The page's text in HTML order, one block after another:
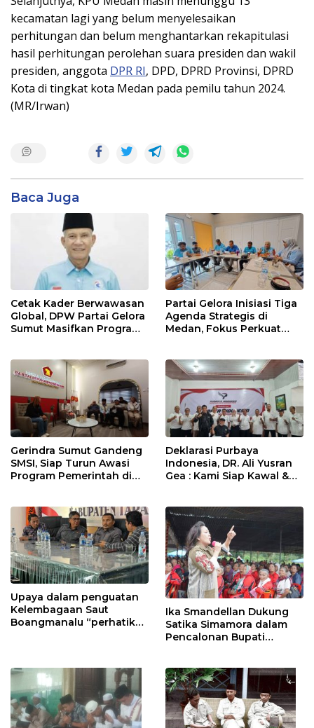
kecamatan lagi yang belum menyelesaikan
perhitungan dan belum menghantarkan rekapitulasi
hasil perhitungan perolehan suara presiden dan wakil
presiden, anggota DPR RI, DPD, DPRD Provinsi, DPRD
Kota di tingkat kota Medan pada pemilu tahun 2024.
(MR/Irwan)
Baca Juga
Cetak Kader Berwawasan
Global, DPW Partai Gelora
Sumut Masifkan Program
Partai Gelora Inisiasi Tiga
Agenda Strategis di
Medan, Fokus Perkuat
Gerindra Sumut Gandeng
SMSI, Siap Turun Awasi
Program Pemerintah di
Deklarasi Purbaya
Indonesia, DR. Ali Yusran
Gea : Kami Siap Kawal &
Purbaya
Upaya dalam penguatan
Kelembagaan Saut
Boangmanalu “perhatikan
Ika Smandellan Dukung
Satika Simamora dalam
Pencalonan Bupati